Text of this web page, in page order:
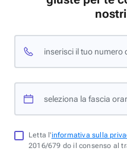
inserisci il tuo numero
seleziona la fascia
Letta l'informativa sulla
2016/679 do il consenso al